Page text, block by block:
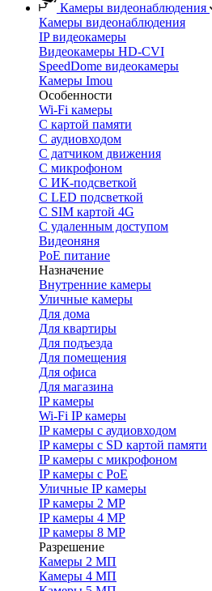
Камеры видеонаблюдения
Камеры видеонаблюдения
IP видеокамеры
Видеокамеры HD-CVI
SpeedDome видеокамеры
Камеры Imou
Особенности
Wi-Fi камеры
С картой памяти
С аудиовходом
С датчиком движения
С микрофоном
С ИК-подсветкой
С LED подсветкой
C SIM картой 4G
C удаленным доступом
Видеоняня
PoE питание
Назначение
Внутренние камеры
Уличные камеры
Для дома
Для квартиры
Для подъезда
Для помещения
Для офиса
Для магазина
IP камеры
Wi-Fi IP камеры
IP камеры с аудиовходом
IP камеры с SD картой памяти
IP камеры с микрофоном
IP камеры с PoE
Уличные IP камеры
IP камеры 2 MP
IP камеры 4 MP
IP камеры 8 MP
Разрешение
Камеры 2 МП
Камеры 4 МП